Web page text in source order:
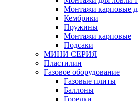
Монтажи карповые
Кембрики
Пружины
Монтажи карповые
Подсаки
МИНИ СЕРИЯ
Пластилин
Газовое оборудование
Газовые плиты
Баллоны
Горелки